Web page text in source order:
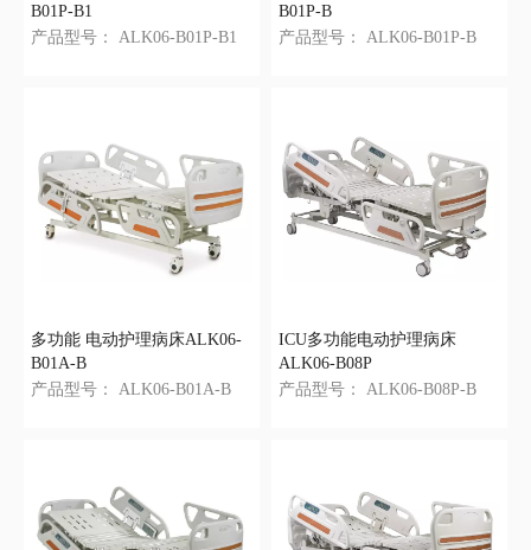
B01P-B1
产品型号：
ALK06-B01P-B1
B01P-B
产品型号：
ALK06-B01P-B
多功能 电动护理病床ALK06-
B01A-B
产品型号：
ALK06-B01A-B
ICU多功能电动护理病床
ALK06-B08P
产品型号：
ALK06-B08P-B